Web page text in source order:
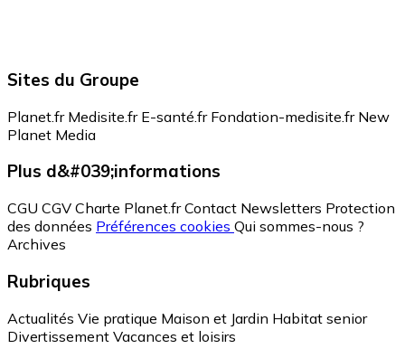
Sites du Groupe
Planet.fr Medisite.fr E-santé.fr Fondation-medisite.fr New
Planet Media
Plus d&#039;informations
CGU CGV Charte Planet.fr Contact Newsletters Protection
des données Préférences cookies Qui sommes-nous ?
Archives
Rubriques
Actualités Vie pratique Maison et Jardin Habitat senior
Divertissement Vacances et loisirs